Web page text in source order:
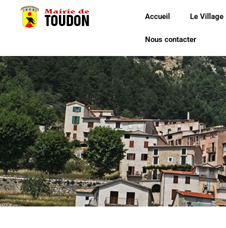
Accueil Le Village
Nous contacter